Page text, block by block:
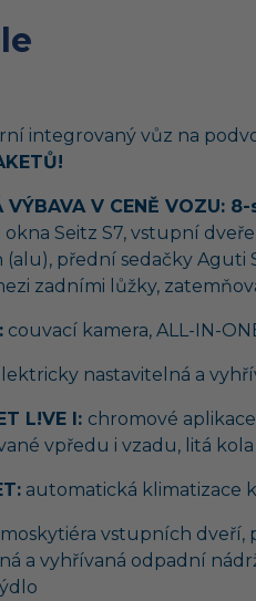
integrovaný vůz na
VÝBAVA V CENĚ
okna Seitz S7, vstupní
(alu), přední sedačky
zadními lůžky,
couvací kamera, ALL-IN-
nastavitelná a
L!VE I: chromové
vpředu i vzadu, litá
automatická klimatizace
moskytiéra vstupních dveří,
a vyhřívaná odpadní